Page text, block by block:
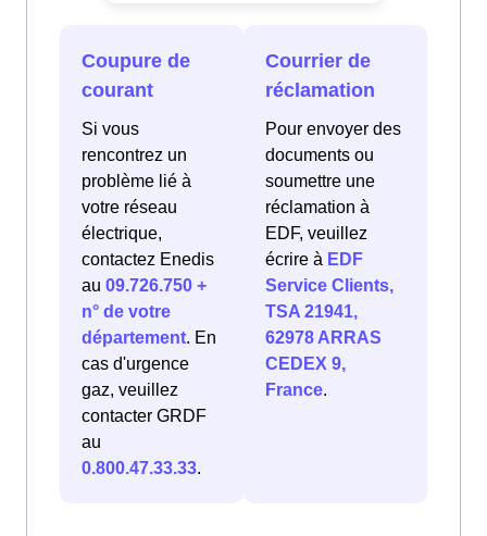
Coupure de
courant
Si vous
rencontrez un
problème lié à
votre réseau
électrique,
contactez Enedis
au 09.726.750 +
n° de votre
département. En
cas d'urgence
gaz, veuillez
contacter GRDF
au
0.800.47.33.33.
Courrier de
réclamation
Pour envoyer des
documents ou
soumettre une
réclamation à
EDF, veuillez
écrire à EDF
Service Clients,
TSA 21941,
62978 ARRAS
CEDEX 9,
France.